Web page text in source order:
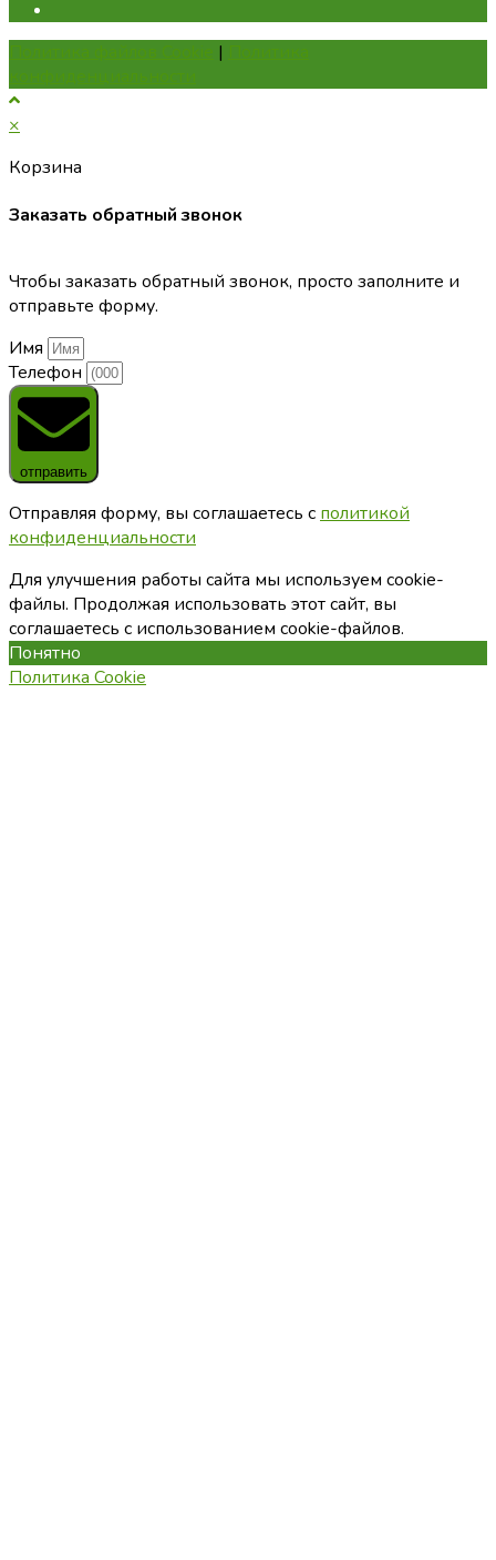
Политика файлов Cookie | Политика
конфиденциальности
×
Корзина
Заказать обратный звонок
Чтобы заказать обратный звонок, просто заполните и
отправьте форму.
Имя
Телефон
отправить
Отправляя форму, вы соглашаетесь с политикой
конфиденциальности
Для улучшения работы сайта мы используем cookie-
файлы. Продолжая использовать этот сайт, вы
соглашаетесь с использованием cookie-файлов.
Понятно
Политика Cookie